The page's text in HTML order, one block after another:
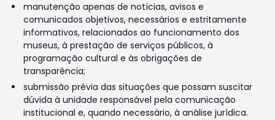
manutenção apenas de notícias, avisos e
comunicados objetivos, necessários e estritamente
informativos, relacionados ao funcionamento dos
museus, à prestação de serviços públicos, à
programação cultural e às obrigações de
transparência;
submissão prévia das situações que possam suscitar
dúvida à unidade responsável pela comunicação
institucional e, quando necessário, à análise jurídica.